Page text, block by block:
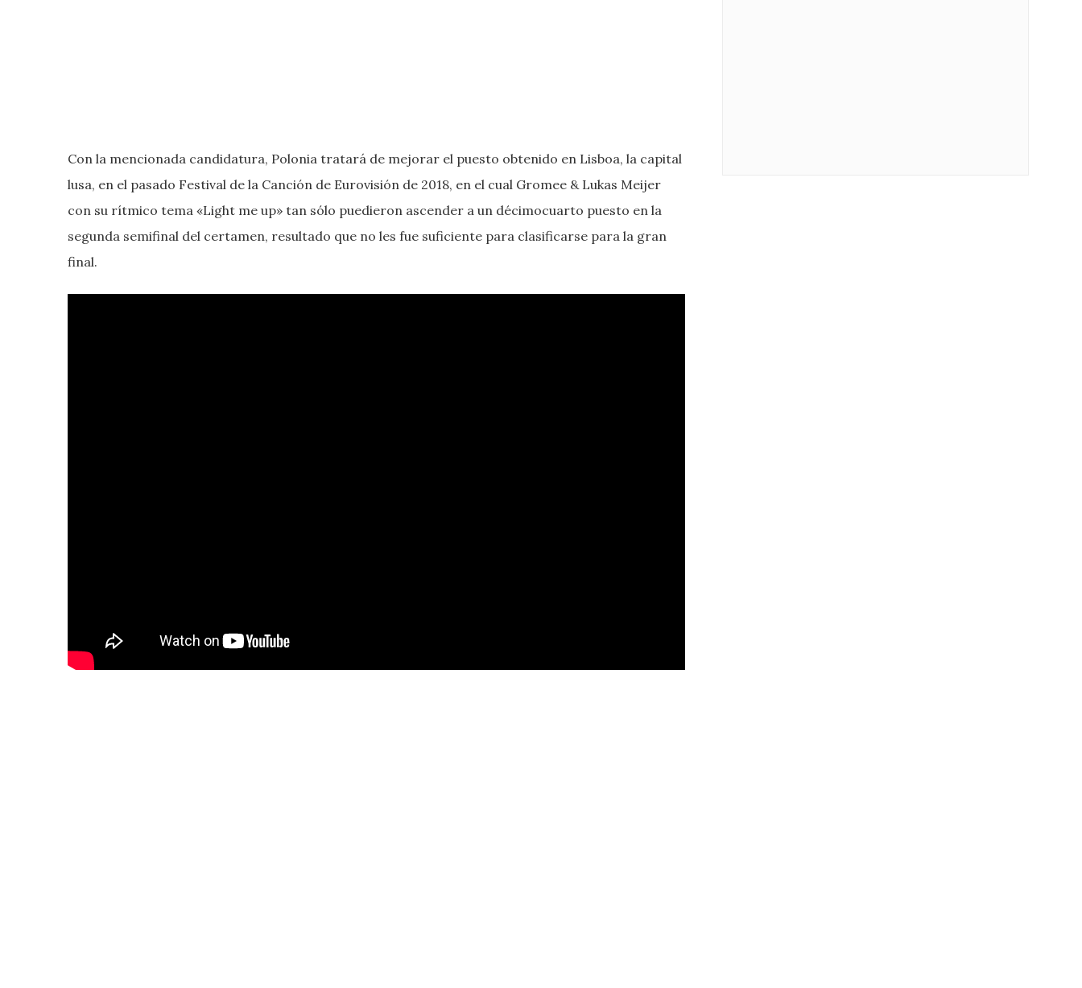
Con la mencionada candidatura, Polonia tratará de mejorar el puesto obtenido en Lisboa, la capital
lusa, en el pasado Festival de la Canción de Eurovisión de 2018, en el cual Gromee & Lukas Meijer
con su rítmico tema «Light me up» tan sólo puedieron ascender a un décimocuarto puesto en la
segunda semifinal del certamen, resultado que no les fue suficiente para clasificarse para la gran
final.